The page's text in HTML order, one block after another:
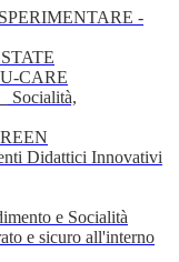
-
CARE
Socialità,
Didattici Innovativi
e Socialità
e sicuro all'interno